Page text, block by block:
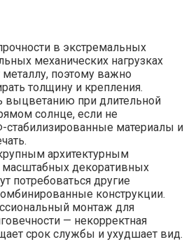
в экстремальных
механических нагрузках
металлу, поэтому важно
толщину и крепления.
выцветанию при длительной
солнце, если не
стабилизированные материалы и
архитектурным
декоративных
потребоваться другие
конструкции.
монтаж для
— некорректная
срок службы и ухудшает вид.